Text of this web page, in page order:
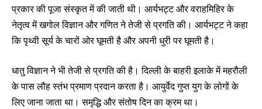
प्रकार की पूजा संस्कृत में की जाती थी। आर्यभट्ट और वराहमिहिर के
नेतृत्व में खगोल विज्ञान और गणित ने तेजी से प्रगति की। आर्यभट्ट ने कहा
कि पृथ्वी सूर्य के चारों ओर घूमती है और अपनी धुरी पर घूमती है।
धातु विज्ञान ने भी तेजी से प्रगति की है। दिल्ली के बाहरी इलाके में महरौली
के पास लौह स्तंभ प्रमाण प्रदान करता है। आयुर्वेद गुप्त युग के लोगों के
लिए जाना जाता था। समृद्धि और संतोष दिन का क्रम था।